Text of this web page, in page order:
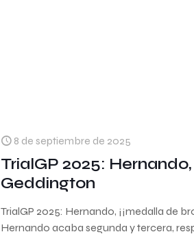
8 de septiembre de 2025
TrialGP 2025:
Geddington
TrialGP 2025: Hernando, ¡¡medalla de
Hernando acaba segunda y tercera,